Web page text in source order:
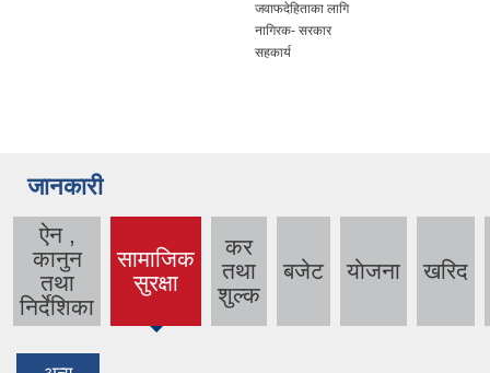
जवाफदेहिताका लागि
नागिरक- सरकार
सहकार्य
जानकारी
ऐन ,
कानुन
तथा
निर्देशिका
सामाजिक
सुरक्षा
(active
कर
तथा
शुल्क
बजेट याेजना खरिद